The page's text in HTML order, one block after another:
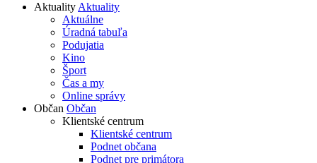
AktualityAktuality
Aktuálne
Úradná tabuľa
Podujatia
Kino
Šport
Čas a my
Online správy
Občan Občan
Klientské centrum
Klientské centrum
Podnet občana
Podnet pre primátora